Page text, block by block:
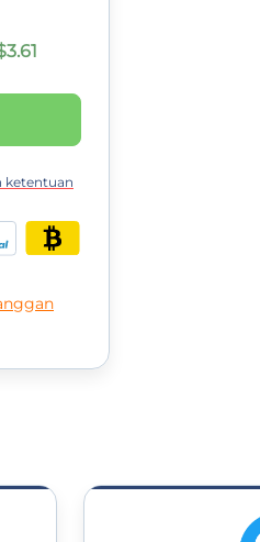
ketentuan